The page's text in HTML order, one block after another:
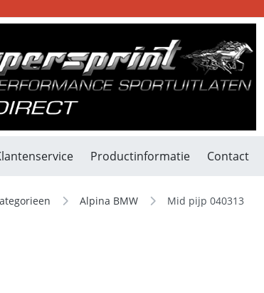
Productinformatie Contact
Alpina BMW Mid pijp 040313